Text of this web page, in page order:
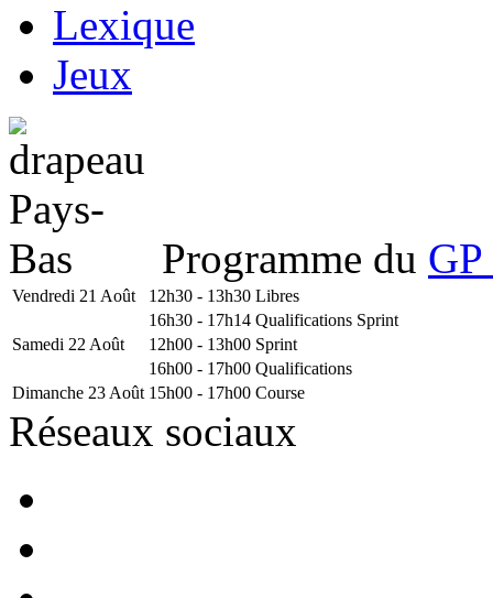
Lexique
Jeux
Programme du
Vendredi 21 Août 12h30 - 13h30 Libres
16h30 - 17h14 Qualifications Sprint
Samedi 22 Août
12h00 - 13h00 Sprint
16h00 - 17h00 Qualifications
Dimanche 23 Août 15h00 - 17h00 Course
Réseaux sociaux